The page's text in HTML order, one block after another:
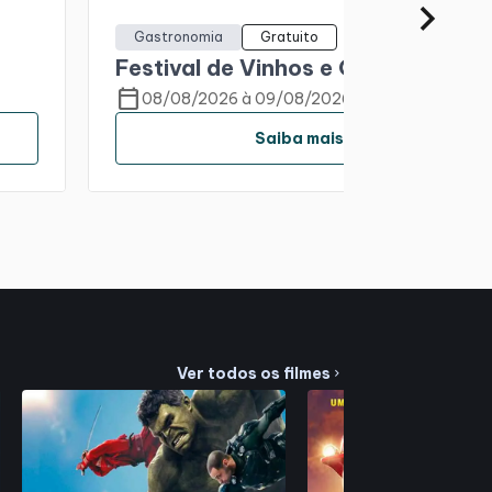
Gastronomia Gratuito
Festival de Vinhos e Queijos
calendar_today08/08/2026 à 09/08/2026
Saiba mais
Ver todos os filmes chevron_right